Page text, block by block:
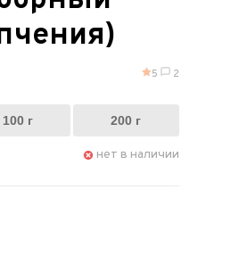
5 2
100 г 200 г
нет в наличии